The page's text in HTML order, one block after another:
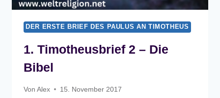
DER ERSTE BRIEF DES PAULUS AN TIMOTHEUS
1. Timotheusbrief 2 – Die
Bibel
Von Alex 15. November 2017